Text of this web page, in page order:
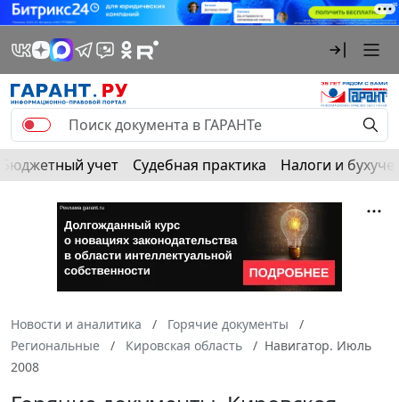
Бюджетный учет Судебная практика Налоги и
Новости и аналитика
Горячие документы
Региональные
Кировская область
Навигатор. Июль
2008